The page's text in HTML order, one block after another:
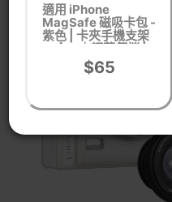
適用 iPhone
MagSafe 磁吸卡包 -
紫色 | 卡夾手機支架
二合一｜輕薄便攜 |
強力磁吸穩固
$65